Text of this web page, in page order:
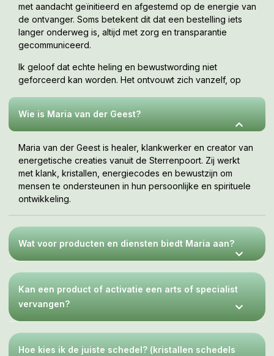
met aandacht geïnitieerd en afgestemd op de energie van
de ontvanger. Soms betekent dit dat een bestelling iets
langer onderweg is, altijd met zorg en transparantie
gecommuniceerd.
Ik geloof dat echte heling en bewustwording niet
geforceerd kan worden. Het ontvouwt zich vanzelf, op
Wie is Maria van der Geest?
Maria van der Geest is healer, klankwerker en creator van
energetische creaties vanuit de Sterrenpoort. Zij werkt
met klank, kristallen, energiecodes en bewustzijn om
mensen te ondersteunen in hun persoonlijke en spirituele
ontwikkeling.
Wat voor producten en diensten biedt Maria aan?
Kan een product of activatie een arts of specialist
vervangen?
Hoe kies ik de juiste schedel? (kristallen schedels